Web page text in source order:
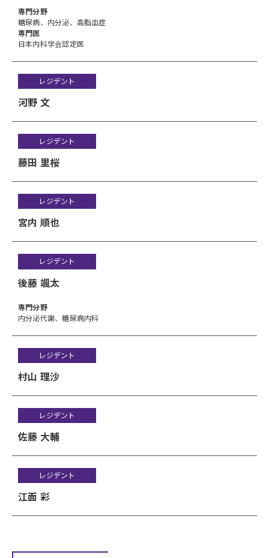
専⾨分野
糖尿病、内分泌、高脂血症
専門医
日本内科学会認定医
レジデント
河野 文
レジデント
藤田 里桜
レジデント
宮内 順也
レジデント
後藤 颯太
専⾨分野
内分泌代謝、糖尿病内科
レジデント
村山 理沙
レジデント
佐藤 大輔
レジデント
江面 彩